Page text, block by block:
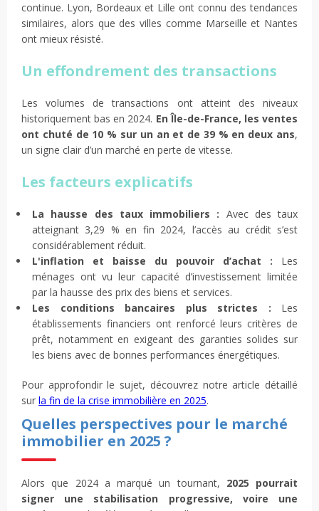
continue. Lyon, Bordeaux et Lille ont connu des tendances
similaires, alors que des villes comme Marseille et Nantes
ont mieux résisté.
Un effondrement des transactions
Les volumes de transactions ont atteint des niveaux
historiquement bas en 2024. En Île-de-France, les ventes
ont chuté de 10 % sur un an et de 39 % en deux ans,
un signe clair d’un marché en perte de vitesse.
Les facteurs explicatifs
La hausse des taux immobiliers : Avec des taux
atteignant 3,29 % en fin 2024, l’accès au crédit s’est
considérablement réduit.
L'inflation et baisse du pouvoir d’achat : Les
ménages ont vu leur capacité d’investissement limitée
par la hausse des prix des biens et services.
Les conditions bancaires plus strictes : Les
établissements financiers ont renforcé leurs critères de
prêt, notamment en exigeant des garanties solides sur
les biens avec de bonnes performances énergétiques.
Pour approfondir le sujet, découvrez notre article détaillé
sur la fin de la crise immobilière en 2025.
Quelles perspectives pour le marché
immobilier en 2025 ?
Alors que 2024 a marqué un tournant, 2025 pourrait
signer une stabilisation progressive, voire une